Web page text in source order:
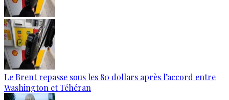
Le Brent repasse sous les 80 dollars après l’accord entre
Washington et Téhéran